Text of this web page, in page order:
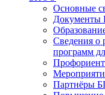
Основные
Сведения о
программ
Партнёры